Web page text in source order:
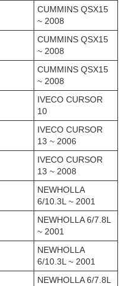
CUMMINS QSX15
~ 2008
CUMMINS QSX15
~ 2008
CUMMINS QSX15
~ 2008
IVECO CURSOR
10
IVECO CURSOR
13 ~ 2006
IVECO CURSOR
13 ~ 2008
NEWHOLLA
6/10.3L ~ 2001
NEWHOLLA 6/7.8L
~ 2001
NEWHOLLA
6/10.3L ~ 2001
NEWHOLLA 6/7.8L